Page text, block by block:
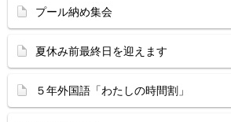
プール納め集会
夏休み前最終日を迎えます
５年外国語「わたしの時間割」